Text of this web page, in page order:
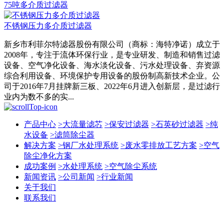
75吨多介质过滤器
不锈钢压力多介质过滤器
新乡市利菲尔特滤器股份有限公司（商标：海特净诺）成立于
2008年，专注于流体环保行业，是专业研发、制造和销售过滤
设备、空气净化设备、海水淡化设备、污水处理设备、弃资源
综合利用设备、环境保护专用设备的股份制高新技术企业。公
司于2016年7月挂牌新三板、2022年6月进入创新层，是过滤行
业内为数不多的实...
产品中心 >大流量滤芯 >保安过滤器 >石英砂过滤器 >纯
水设备 >滤筒除尘器
解决方案 >钢厂水处理系统 >废水零排放工艺方案 >空气
除尘净化方案
成功案例 >水处理系统 >空气除尘系统
新闻资讯 >公司新闻 >行业新闻
关于我们
联系我们